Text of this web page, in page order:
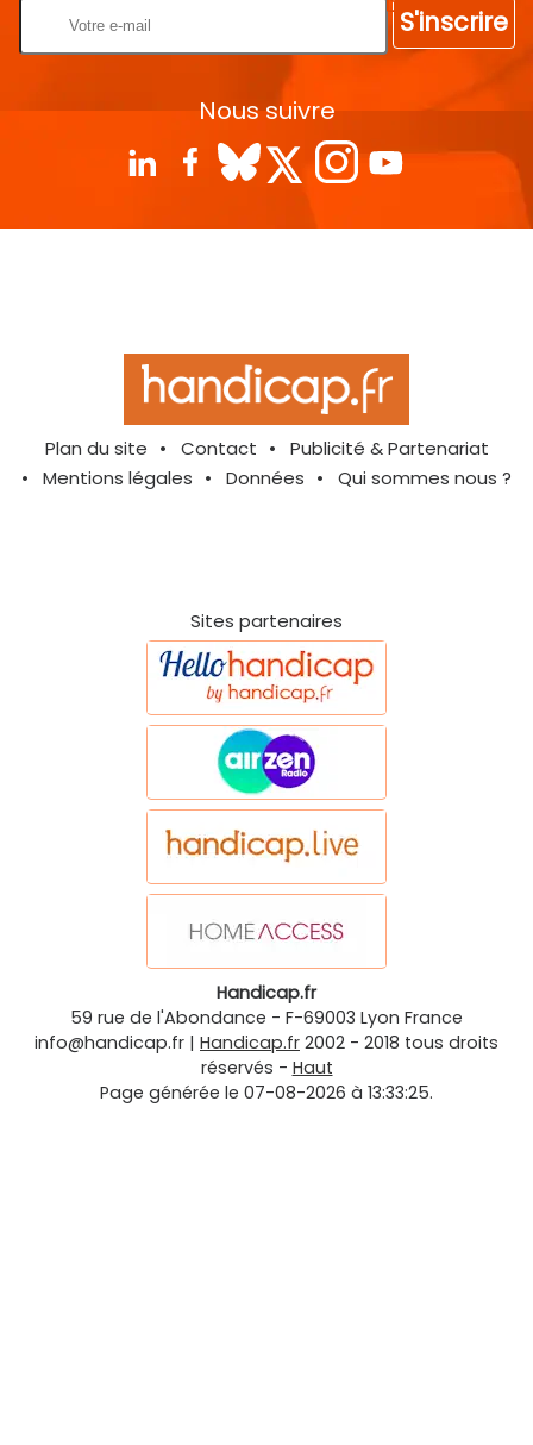
S'inscrire
Nous suivre
Plan du site Contact
Publicité & Partenariat
Mentions légales
Données Qui sommes nous ?
Sites partenaires
Handicap.fr
59 rue de l'Abondance - F-69003 Lyon France
info@handicap.fr | Handicap.fr 2002 - 2018 tous droits
réservés - Haut
Page générée le 07-08-2026 à 13:33:25.